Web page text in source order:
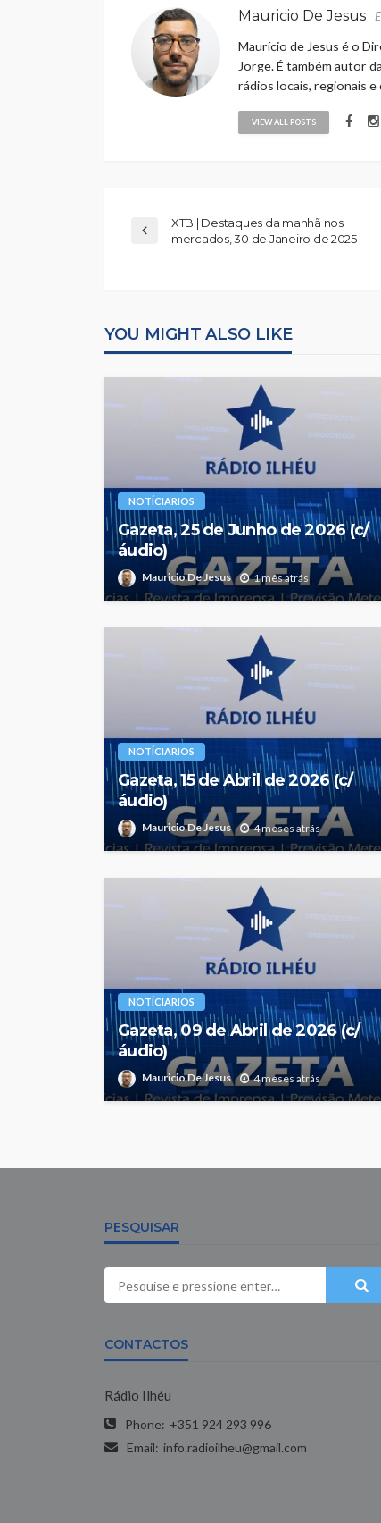
Mauricio De Jesus
Maurício de Jesus é o
Jorge. É também autor
rádios locais, regionais e
VIEW ALL POSTS
XTB | Destaques da manhã nos
mercados, 30 de Janeiro de 2025
YOU MIGHT ALSO LIKE
NOTÍCIARIOS
Gazeta, 25 de Junho de 2026 (c/
áudio)
Mauricio De Jesus 1 mês atrás
NOTÍCIARIOS
Gazeta, 15 de Abril de 2026 (c/
áudio)
Mauricio De Jesus 4 meses atrás
NOTÍCIARIOS
Gazeta, 09 de Abril de 2026 (c/
áudio)
Mauricio De Jesus 4 meses atrás
PESQUISAR
CONTACTOS
Rádio Ilhéu
Phone: +351 924 293 996
Email: info.radioilheu@gmail.com